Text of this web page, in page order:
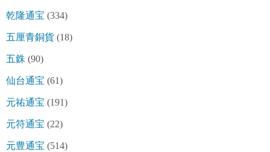
乾隆通宝 (334)
五厘青銅貨 (18)
五銖 (90)
仙台通宝 (61)
元祐通宝 (191)
元符通宝 (22)
元豊通宝 (514)